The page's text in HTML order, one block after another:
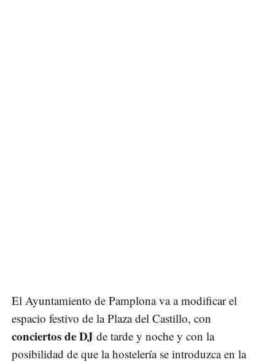
El Ayuntamiento de Pamplona va a modificar el
espacio festivo de la Plaza del Castillo, con
conciertos de DJ de tarde y noche y con la
posibilidad de que la hostelería se introduzca en la